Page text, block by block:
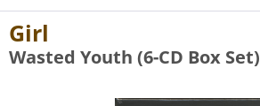
Girl
Wasted Youth (6-CD Box Set)